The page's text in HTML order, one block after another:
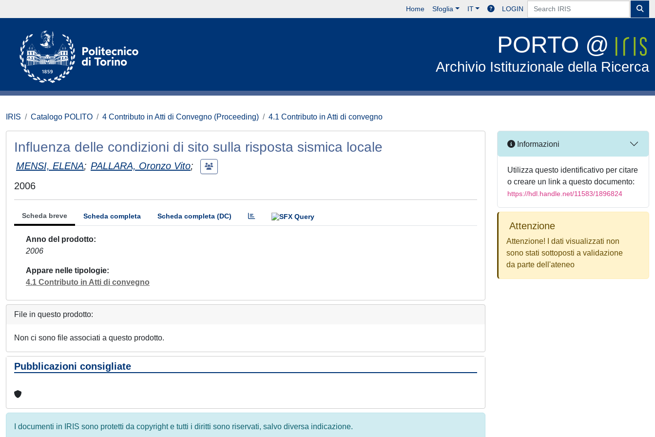
Home Sfoglia IT LOGIN
PORTO @
Archivio Istituzionale della Ricerca
IRIS Catalogo POLITO 4 Contributo in Atti di Convegno (Proceeding) 4.1 Contributo in Atti di convegno
Influenza delle condizioni di sito sulla risposta sismica locale
MENSI, ELENA; PALLARA, Oronzo Vito;
2006
Scheda breve Scheda completa Scheda completa (DC)
Anno del prodotto
2006
Appare nelle tipologie
4.1 Contributo in Atti di convegno
File in questo prodotto:
Non ci sono file associati a questo prodotto.
Pubblicazioni consigliate
I documenti in IRIS sono protetti da copyright e tutti i diritti sono riservati, salvo diversa indicazione.
Informazioni
Utilizza questo identificativo per citare
o creare un link a questo documento:
https://hdl.handle.net/11583/1896824
Attenzione
Attenzione! I dati visualizzati non
sono stati sottoposti a validazione
da parte dell'ateneo